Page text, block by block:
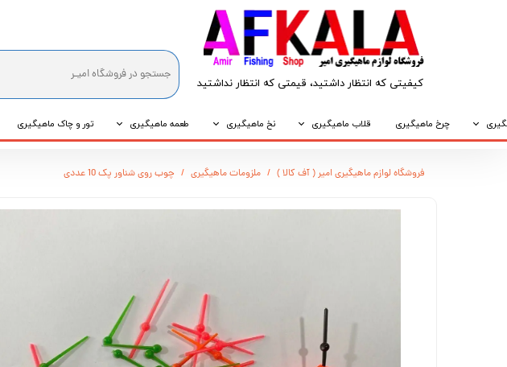
کیفیتی که انتظار داشتید، قیمتی که انتظار نداشتید​​​​​​​
چرخ ماهیگیری قلاب ماهیگیری نخ ماهیگیری طعمه ماهیگیری تور و چاک ماهیگیری
فروشگاه لوازم ماهیگیری امیر ( آف کالا ) ملزومات ماهیگیری چوب روی شناور پک 10 عددی